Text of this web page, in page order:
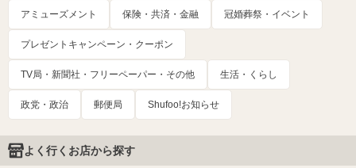
アミューズメント 保険・共済・金融 冠婚葬祭・イベント
プレゼントキャンペーン・クーポン
TV局・新聞社・フリーペーパー・その他 生活・くらし
政党・政治 郵便局 Shufoo!お知らせ
よく行くお店から探す